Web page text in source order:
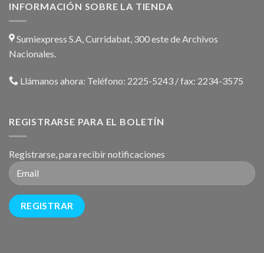
INFORMACIÓN SOBRE LA TIENDA
Sumiexpress S.A, Curridabat, 300 este de Archivos
Nacionales.
Llámanos ahora: Teléfono: 2225-5243 / fax: 2234-3575
REGISTRARSE PARA EL BOLETÍN
Registrarse, para recibir notificaciones